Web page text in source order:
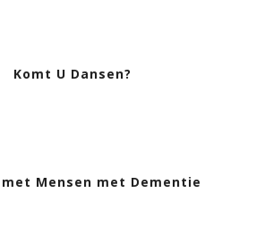
Komt U Dansen?
met Mensen met Dementie